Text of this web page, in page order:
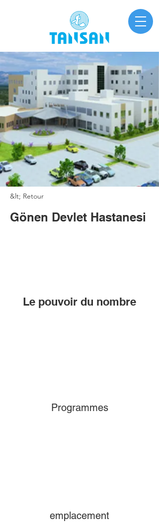
&lt; Retour
Gönen Devlet Hastanesi
Le pouvoir du nombre
Programmes
emplacement